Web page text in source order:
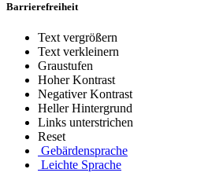
Barrierefreiheit
Text vergrößern
Text verkleinern
Graustufen
Hoher Kontrast
Negativer Kontrast
Heller Hintergrund
Links unterstrichen
Reset
Gebärdensprache
Leichte Sprache